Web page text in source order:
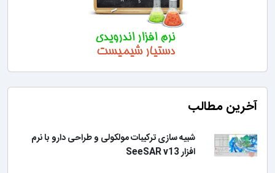
آخرین مطالب
شبیه سازی ترکیبات مولکولی و طراحی دارو با نرم
افزار SeeSAR v13